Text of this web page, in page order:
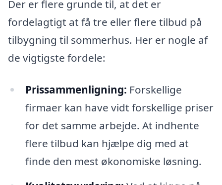
Der er flere grunde til, at det er
fordelagtigt at få tre eller flere tilbud på
tilbygning til sommerhus. Her er nogle af
de vigtigste fordele:
Prissammenligning: Forskellige
firmaer kan have vidt forskellige priser
for det samme arbejde. At indhente
flere tilbud kan hjælpe dig med at
finde den mest økonomiske løsning.